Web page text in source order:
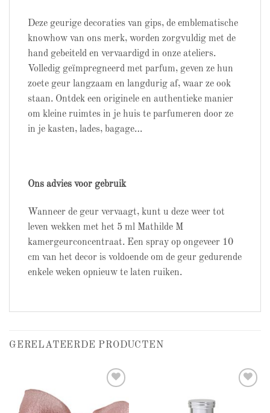
Deze geurige decoraties van gips, de emblematische
knowhow van ons merk, worden zorgvuldig met de
hand gebeiteld en vervaardigd in onze ateliers.
Volledig geïmpregneerd met parfum, geven ze hun
zoete geur langzaam en langdurig af, waar ze ook
staan. Ontdek een originele en authentieke manier
om kleine ruimtes in je huis te parfumeren door ze
in je kasten, lades, bagage…
Ons advies voor gebruik
Wanneer de geur vervaagt, kunt u deze weer tot
leven wekken met het 5 ml Mathilde M
kamergeurconcentraat. Een spray op ongeveer 10
cm van het decor is voldoende om de geur gedurende
enkele weken opnieuw te laten ruiken.
GERELATEERDE PRODUCTEN
wishlist